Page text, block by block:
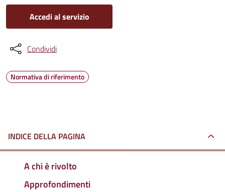
Accedi al servizio
Condividi
Normativa di riferimento
INDICE DELLA PAGINA
A chi è rivolto
Approfondimenti